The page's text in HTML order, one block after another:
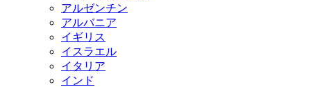
アルゼンチン
アルバニア
イギリス
イスラエル
イタリア
インド